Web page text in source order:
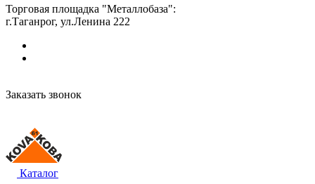
Торговая площадка "Металлобаза":
г.Таганрог, ул.Ленина 222
Заказать звонок
Каталог